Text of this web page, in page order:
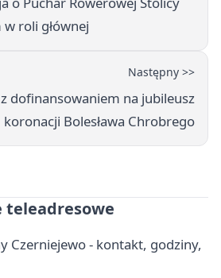
roli głównej
Następny >>
dofinansowaniem na jubileusz
koronacji Bolesława Chrobrego
teleadresowe
Czerniejewo - kontakt, godziny,